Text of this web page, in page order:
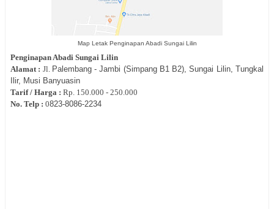
Map Letak Penginapan Abadi Sungai Lilin
Penginapan Abadi Sungai Lilin
Alamat : Jl. Palembang - Jambi (Simpang B1 B2), Sungai Lilin, Tungkal
Ilir, Musi Banyuasin
Tarif / Harga : Rp. 150.000 - 250.000
No. Telp : 0823-8086-2234